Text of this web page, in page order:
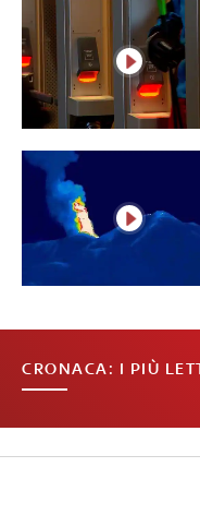
CRONACA: I PIÙ